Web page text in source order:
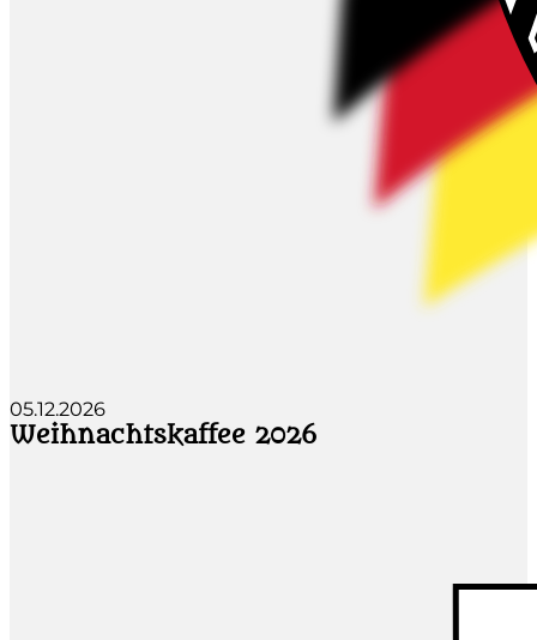
05.12.2026
Weihnachtskaffee 2026